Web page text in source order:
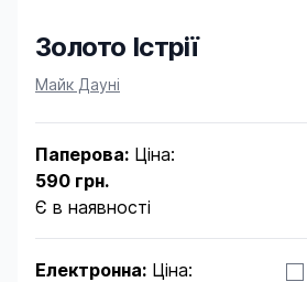
Золото Істрії
Product information
Майк Дауні
Паперова: Ціна:
590 грн.
Є в наявності
Електронна: Ціна: